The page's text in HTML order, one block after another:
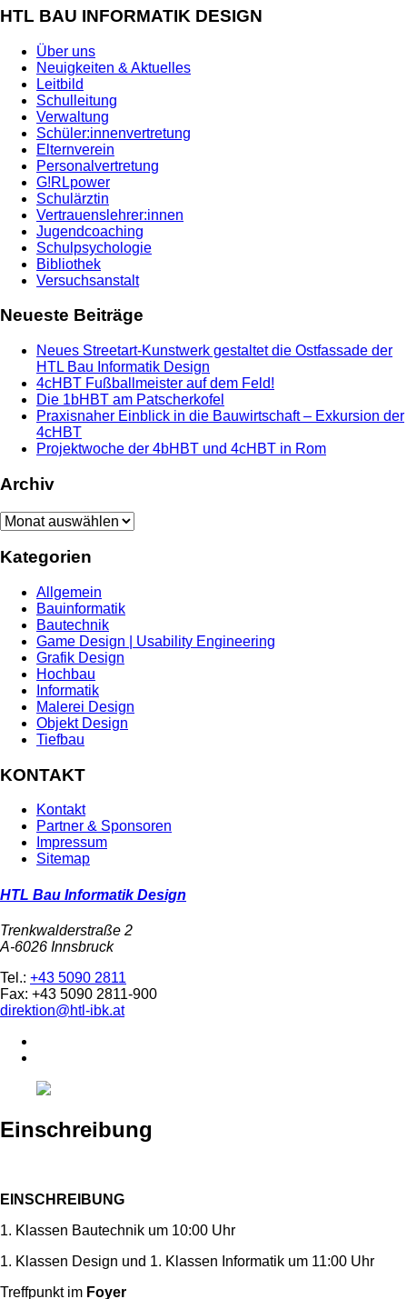
HTL BAU INFORMATIK DESIGN
Über uns
Neuigkeiten & Aktuelles
Leitbild
Schulleitung
Verwaltung
Schüler:innenvertretung
Elternverein
Personalvertretung
G!RLpower
Schulärztin
Vertrauenslehrer:innen
Jugendcoaching
Schulpsychologie
Bibliothek
Versuchsanstalt
Neueste Beiträge
Neues Streetart-Kunstwerk gestaltet die Ostfassade der
HTL Bau Informatik Design
4cHBT Fußballmeister auf dem Feld!
Die 1bHBT am Patscherkofel
Praxisnaher Einblick in die Bauwirtschaft – Exkursion der
4cHBT
Projektwoche der 4bHBT und 4cHBT in Rom
Archiv
Archiv
Kategorien
Allgemein
Bauinformatik
Bautechnik
Game Design | Usability Engineering
Grafik Design
Hochbau
Informatik
Malerei Design
Objekt Design
Tiefbau
KONTAKT
Kontakt
Partner & Sponsoren
Impressum
Sitemap
HTL Bau Informatik Design
Trenkwalderstraße 2
A-6026 Innsbruck
Tel.: +43 5090 2811
Fax: +43 5090 2811-900
direktion@htl-ibk.at
Einschreibung
EINSCHREIBUNG
1. Klassen Bautechnik um 10:00 Uhr
1. Klassen Design und 1. Klassen Informatik um 11:00 Uhr
Treffpunkt im Foyer